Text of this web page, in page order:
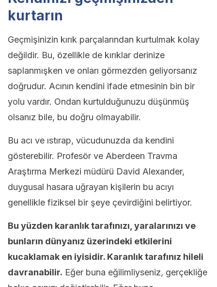
kurtarın
Geçmişinizin kırık parçalarından kurtulmak kolay
değildir. Bu, özellikle de kırıklar derinize
saplanmışken ve onları görmezden geliyorsanız
doğrudur. Acının kendini ifade etmesinin bin bir
yolu vardır. Ondan kurtulduğunuzu düşünmüş
olsanız bile, bu doğru olmayabilir.
Bu acı ve ıstırap, vücudunuzda da kendini
gösterebilir. Profesör ve Aberdeen Travma
Araştırma Merkezi müdürü David Alexander,
duygusal hasara uğrayan kişilerin bu acıyı
genellikle fiziksel bir şeye çevirdiğini belirtiyor.
Bu yüzden karanlık tarafınızı, yaralarınızı ve
bunların dünyanız üzerindeki etkilerini
kucaklamak en iyisidir. Karanlık tarafınız hileli
davranabilir. Eğer buna eğilimliyseniz, gerçekliğe